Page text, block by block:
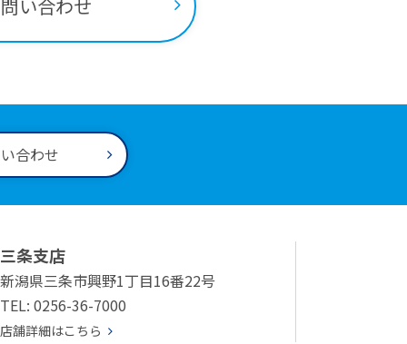
い合わせ
合わせ
三条支店
新潟県三条市興野1丁目16番22号
TEL: 0256-36-7000
店舗詳細はこちら